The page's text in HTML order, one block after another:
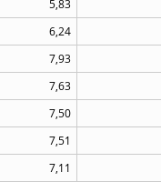
5,83
6,24
7,93
7,63
7,50
7,51
7,11